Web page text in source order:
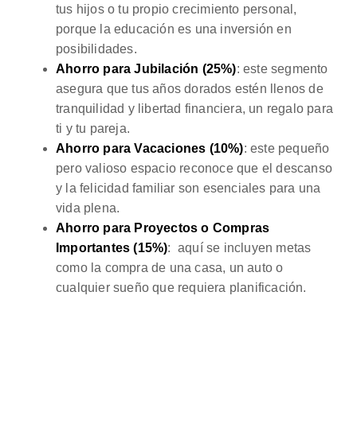
tus hijos o tu propio crecimiento personal,
porque la educación es una inversión en
posibilidades.
Ahorro para Jubilación (25%): este segmento
asegura que tus años dorados estén llenos de
tranquilidad y libertad financiera, un regalo para
ti y tu pareja.
Ahorro para Vacaciones (10%): este pequeño
pero valioso espacio reconoce que el descanso
y la felicidad familiar son esenciales para una
vida plena.
Ahorro para Proyectos o Compras
Importantes (15%): aquí se incluyen metas
como la compra de una casa, un auto o
cualquier sueño que requiera planificación.